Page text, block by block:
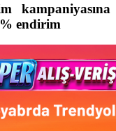
kampaniyasına
endirim